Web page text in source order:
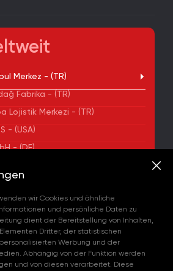
Merkez - (TR)
Fabrika - (TR)
Lojistik Merkezi - (TR)
- (USA)
- (DE)
Mahallesi Kuyumcukent Sokak
34197 Bahçelievler, İstanbul,
wir Cookies und ähnliche
und persönliche Daten zu
dient der Bereitstellung von Inhalten,
Dritter, der statistischen
Werbung und der
Abhängig von der Funktion werden
und von diesen verarbeitet. Diese